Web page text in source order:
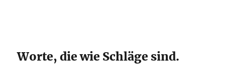
Worte, die wie Schläge sind.